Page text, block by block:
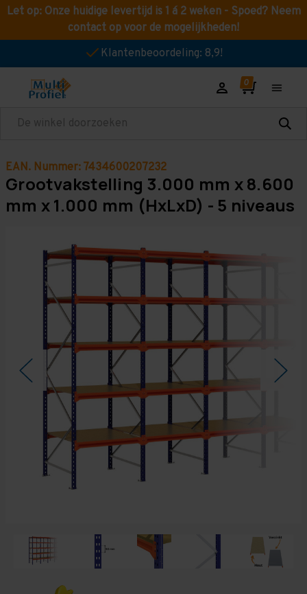
Let op: Onze huidige levertijd is 1 á 2 weken - Spoed? Neem
contact op voor de mogelijkheden!
Klantenbeoordeling: 8,9!
Zoeken
EAN. Nummer: 7434600207232
Grootvakstelling 3.000 mm x 8.600
mm x 1.000 mm (HxLxD) - 5 niveaus